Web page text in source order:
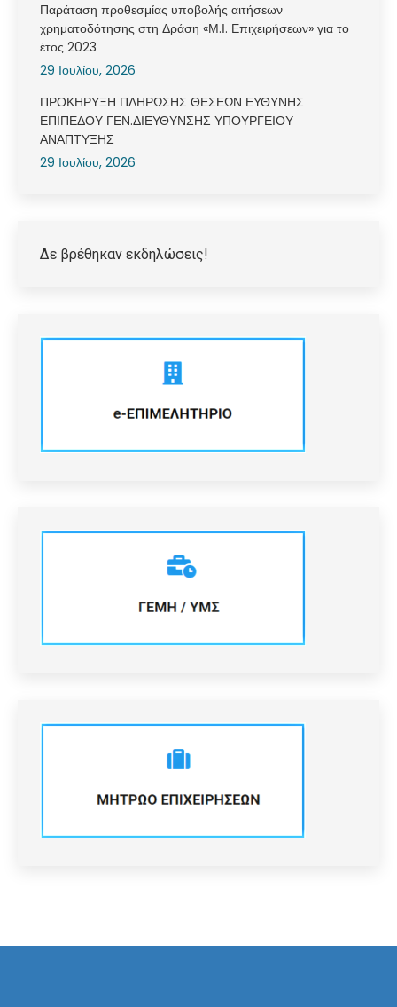
Παράταση προθεσμίας υποβολής αιτήσεων
χρηματοδότησης στη Δράση «Μ.Ι. Επιχειρήσεων» για το
έτος 2023
29 Ιουλίου, 2026
ΠΡΟΚΗΡΥΞΗ ΠΛΗΡΩΣΗΣ ΘΕΣΕΩΝ ΕΥΘΥΝΗΣ
ΕΠΙΠΕΔΟΥ ΓΕΝ.ΔΙΕΥΘΥΝΣΗΣ ΥΠΟΥΡΓΕΙΟΥ
ΑΝΑΠΤΥΞΗΣ
29 Ιουλίου, 2026
Δε βρέθηκαν εκδηλώσεις!